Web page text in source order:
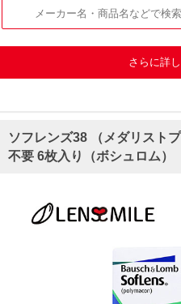
さらに詳
ソフレンズ38 （メダリスト
不要 6枚入り（ボシュロム）